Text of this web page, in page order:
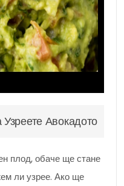
Авокадото
плод, обаче ще стане
ли узрее. Ако ще